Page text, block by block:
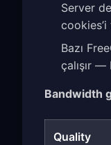
Server
Bazı
çalışır —
Bandwidth
Quality